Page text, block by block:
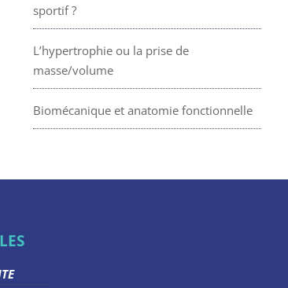
sportif ?
L’hypertrophie ou la prise de
masse/volume
Biomécanique et anatomie fonctionnelle